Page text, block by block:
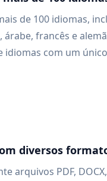
de 100 idiomas,
árabe, francês e
idiomas com um
diversos
arquivos PDF, DOCX,